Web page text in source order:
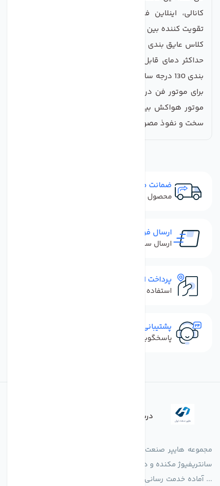
کانالی، اینلاین فن سانتریفیوژ،
تقویت کننده بین کانالی نیز می شناسند.
حداکثر دمای قابل تحمل برای موتور در این کلاس عایق
بندی 130 درجه سانتیگراد است. درجه حفاظت تعیین شده
موتور هواکش بین کانالی دمنده در برابر برخورد اجسام
سخت و نفوذ مصون و حفاظت شده می باشد.
ضمانت مرجوعی
محصول نباید آسیب دیده باشد
ارسال فوری
ارسال سفارش در کمترین زمان ممکن
پرداخت امن
استفاده از روش‌های پرداخت امن
پشتیبانی سریع
پاسخگویی سریع به تماس‌ها و پیام‌ها
درباره فروشگاه
مجموعه هایپر صنعت ایران در امر تولید و واردات انواع فن های
سانتریفیوژ مکنده و دمنده آکسیال، سقفی، بین کانالی، مرغداری و
... آماده خدمت رسانی به شرکت های تولیدی، صنعتی و ساختمانی